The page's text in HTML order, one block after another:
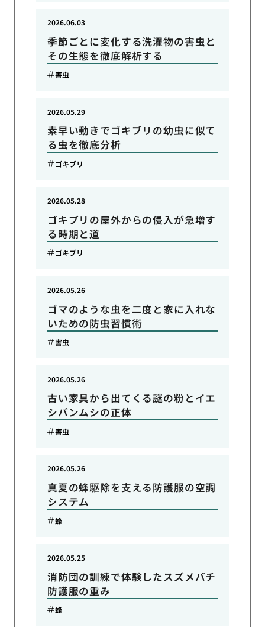
季節ごとに変化する洗濯物の害虫と
その生態を徹底解析する
2026.06.03
害虫
素早い動きでゴキブリの幼虫に似て
る虫を徹底分析
2026.05.29
ゴキブリ
ゴキブリの屋外からの侵入が急増す
る時期と道
2026.05.28
ゴキブリ
ゴマのような虫を二度と家に入れな
いための防虫習慣術
2026.05.26
害虫
古い家具から出てくる謎の粉とイエ
シバンムシの正体
2026.05.26
害虫
真夏の蜂駆除を支える防護服の空調
システム
2026.05.26
蜂
消防団の訓練で体験したスズメバチ
防護服の重み
2026.05.25
蜂